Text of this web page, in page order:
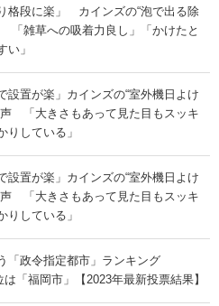
格段に楽」 カインズの“泡で出る除
「雑草への吸着力良し」「かけたと
い」
設置が楽」カインズの“室外機日よけ
声 「大きさもあって見た目もスッキ
りしている」
設置が楽」カインズの“室外機日よけ
声 「大きさもあって見た目もスッキ
りしている」
「政令指定都市」ランキング
「福岡市」【2023年最新投票結果】